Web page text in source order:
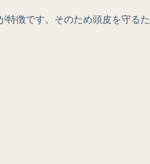
特徴です。そのため頭皮を守るた